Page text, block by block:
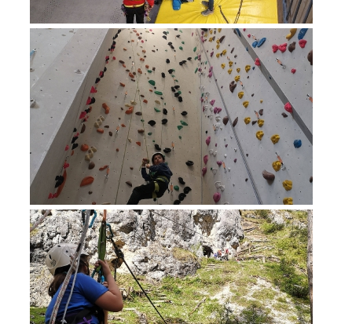
Raising the Alarm